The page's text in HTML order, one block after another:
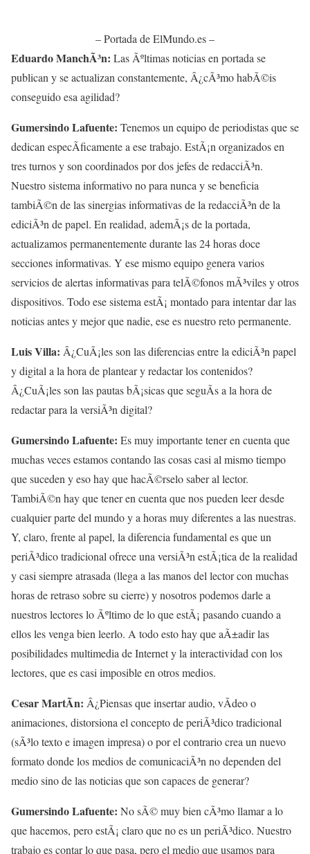
– Portada de ElMundo.es –
Eduardo ManchÃ³n: Las Ãºltimas noticias en portada se
publican y se actualizan constantemente, Â¿cÃ³mo habÃ©is
conseguido esa agilidad?
Gumersindo Lafuente: Tenemos un equipo de periodistas que se
dedican especÃ­ficamente a ese trabajo. EstÃ¡n organizados en
tres turnos y son coordinados por dos jefes de redacciÃ³n.
Nuestro sistema informativo no para nunca y se beneficia
tambiÃ©n de las sinergias informativas de la redacciÃ³n de la
ediciÃ³n de papel. En realidad, ademÃ¡s de la portada,
actualizamos permanentemente durante las 24 horas doce
secciones informativas. Y ese mismo equipo genera varios
servicios de alertas informativas para telÃ©fonos mÃ³viles y otros
dispositivos. Todo ese sistema estÃ¡ montado para intentar dar las
noticias antes y mejor que nadie, ese es nuestro reto permanente.
Luis Villa: Â¿CuÃ¡les son las diferencias entre la ediciÃ³n papel
y digital a la hora de plantear y redactar los contenidos?
Â¿CuÃ¡les son las pautas bÃ¡sicas que seguÃ­s a la hora de
redactar para la versiÃ³n digital?
Gumersindo Lafuente: Es muy importante tener en cuenta que
muchas veces estamos contando las cosas casi al mismo tiempo
que suceden y eso hay que hacÃ©rselo saber al lector.
TambiÃ©n hay que tener en cuenta que nos pueden leer desde
cualquier parte del mundo y a horas muy diferentes a las nuestras.
Y, claro, frente al papel, la diferencia fundamental es que un
periÃ³dico tradicional ofrece una versiÃ³n estÃ¡tica de la realidad
y casi siempre atrasada (llega a las manos del lector con muchas
horas de retraso sobre su cierre) y nosotros podemos darle a
nuestros lectores lo Ãºltimo de lo que estÃ¡ pasando cuando a
ellos les venga bien leerlo. A todo esto hay que aÃ±adir las
posibilidades multimedia de Internet y la interactividad con los
lectores, que es casi imposible en otros medios.
Cesar MartÃ­n: Â¿Piensas que insertar audio, vÃ­deo o
animaciones, distorsiona el concepto de periÃ³dico tradicional
(sÃ³lo texto e imagen impresa) o por el contrario crea un nuevo
formato donde los medios de comunicaciÃ³n no dependen del
medio sino de las noticias que son capaces de generar?
Gumersindo Lafuente: No sÃ© muy bien cÃ³mo llamar a lo
que hacemos, pero estÃ¡ claro que no es un periÃ³dico. Nuestro
trabajo es contar lo que pasa, pero el medio que usamos para